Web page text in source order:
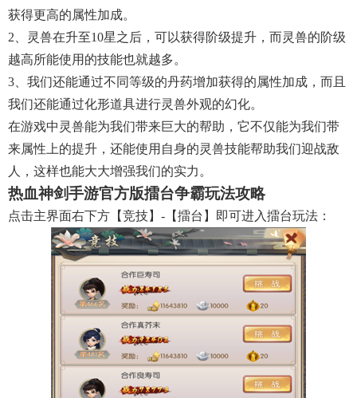
获得更高的属性加成。
2、灵兽在升至10星之后，可以获得阶级提升，而灵兽的阶级
越高所能使用的技能也就越多。
3、我们还能通过不同等级的丹药增加获得的属性加成，而且
我们还能通过化形道具进行灵兽外观的幻化。
在游戏中灵兽能为我们带来巨大的帮助，它不仅能为我们带
来属性上的提升，还能使用自身的灵兽技能帮助我们迎战敌
人，这样也能大大增强我们的实力。
热血神剑手游官方版擂台争霸玩法攻略
点击主界面右下方【竞技】-【擂台】即可进入擂台玩法：